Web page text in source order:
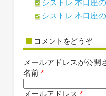
シストレ 本口座
シストレ 本口座
コメントをどうぞ
メールアドレスが公開
名前 *
メールアドレス *